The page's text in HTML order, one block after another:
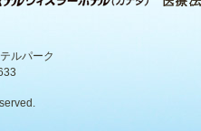
ルパーク